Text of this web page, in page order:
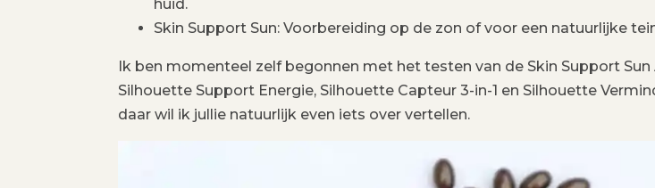
huid.
Skin Support Sun: Voorbereiding op de zon of voor een natuurlijke
Ik ben momenteel zelf begonnen met het testen van de Skin Support
Silhouette Support Energie, Silhouette Capteur 3-in-1 en Silhouette
daar wil ik jullie natuurlijk even iets over vertellen.